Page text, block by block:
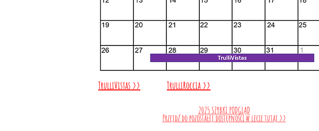
TrulliVistas >> TrulliRoccia >>
2025 SZYBKI PODGLĄD
Przejdź do pozostałej dostępności w lecie tutaj >>